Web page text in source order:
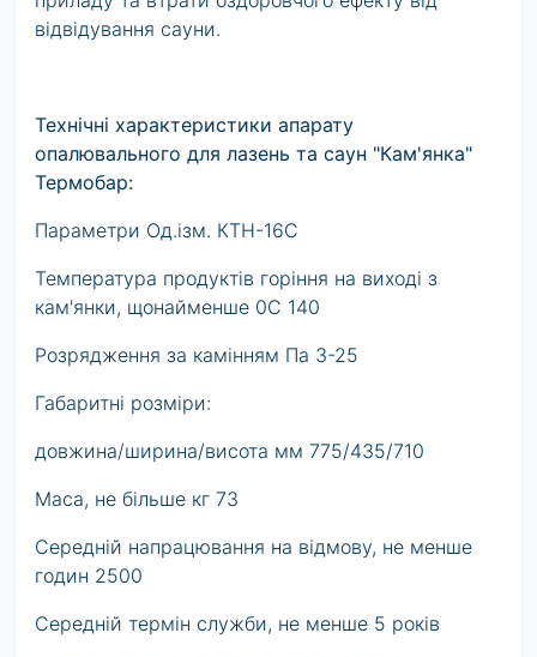
відвідування сауни.
Технічні характеристики апарату
опалювального для лазень та саун "Кам'янка"
Термобар:
Параметри Од.ізм. КТН-16С
Температура продуктів горіння на виході з
кам'янки, щонайменше 0С 140
Розрядження за камінням Па 3-25
Габаритні розміри:
довжина/ширина/висота мм 775/435/710
Маса, не більше кг 73
Середній напрацювання на відмову, не менше
годин 2500
Середній термін служби, не менше 5 років